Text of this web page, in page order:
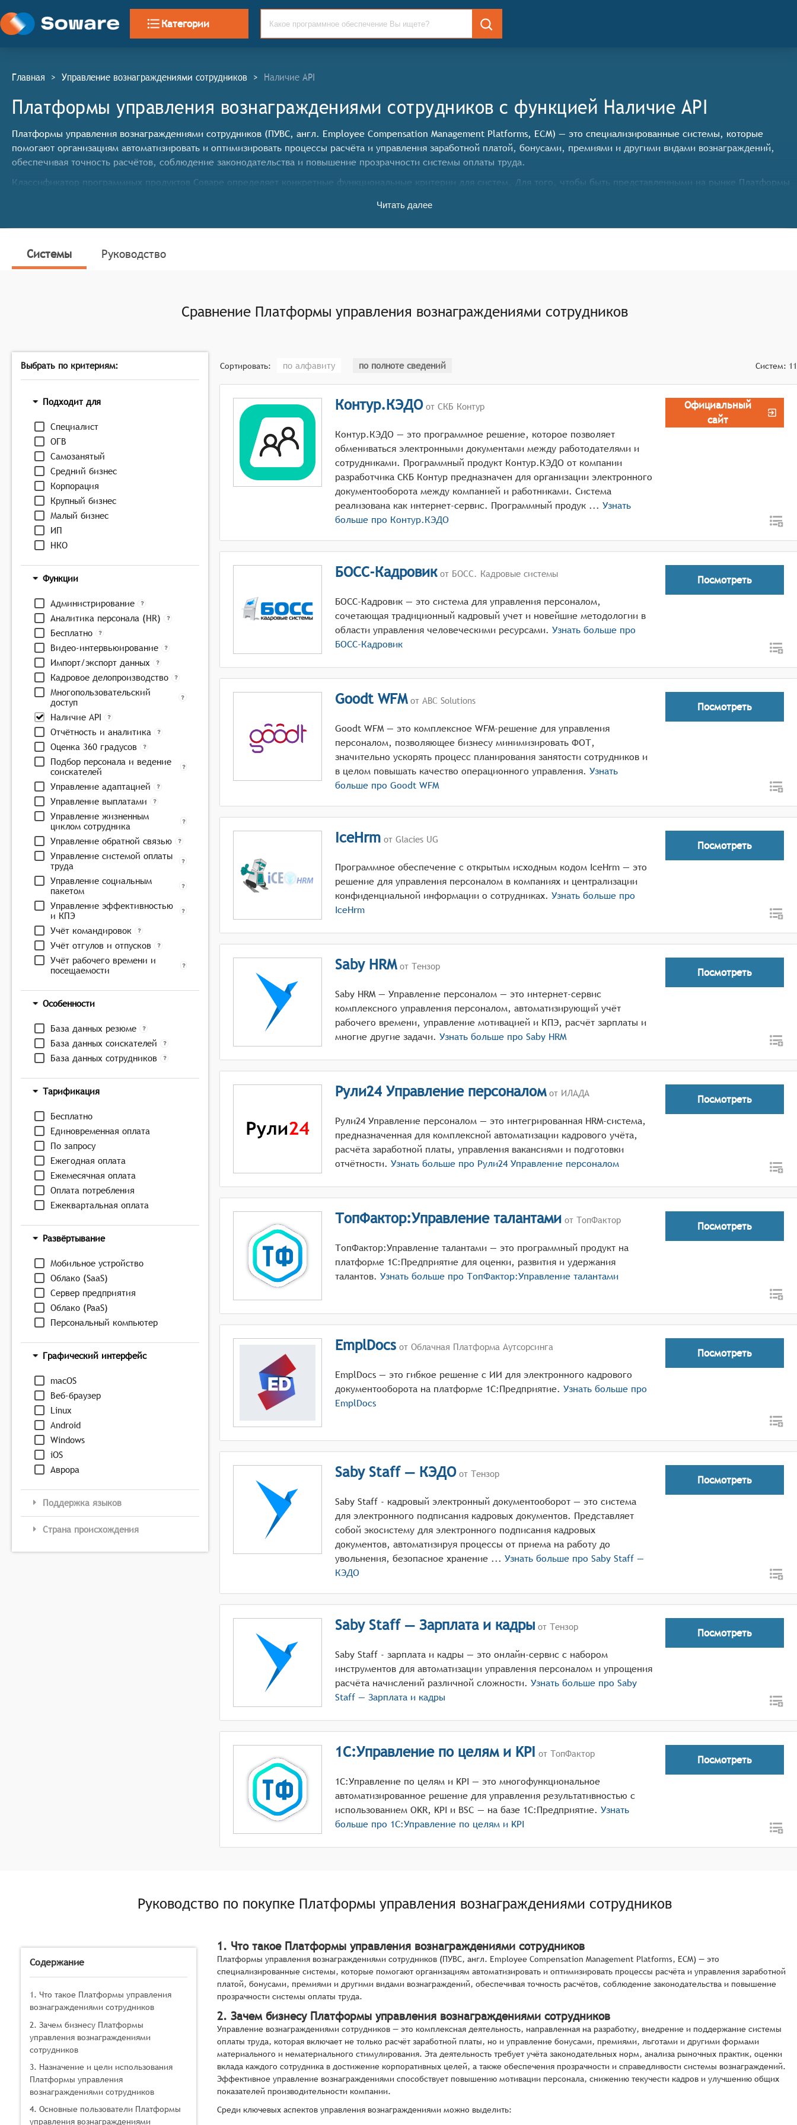
Категории
Главная > Управление вознаграждениями сотрудников > Наличие API
Платформы управления вознаграждениями сотрудников c функцией Наличие API
Платформы управления вознаграждениями сотрудников (ПУВС, англ. Employee Compensation Management Platforms, ECM) — это специализированные системы, которые
помогают организациям автоматизировать и оптимизировать процессы расчёта и управления заработной платой, бонусами, премиями и другими видами вознаграждений,
обеспечивая точность расчётов, соблюдение законодательства и повышение прозрачности системы оплаты труда.
Классификатор программных продуктов Соваре определяет конкретные функциональные критерии для систем. Для того, чтобы быть представленными на рынке Платформы
расчёт и управление компенсационными выплатами (например, компенсация затрат на обучение, проезд, питание),
поддержка различных схем мотивации персонала (KPI, бонусные программы, системы баллов и т. п.),
Читать далее
Системы Руководство
Сравнение Платформы управления вознаграждениями сотрудников
Выбрать по критериям:
Подходит для
Специалист
ОГВ
Самозанятый
Средний бизнес
Корпорация
Крупный бизнес
Малый бизнес
ИП
НКО
Функции
Администрирование
Аналитика персонала (HR)
Бесплатно
Видео-интервьюирование
Импорт/экспорт данных
Кадровое делопроизводство
Многопользовательский
доступ
Наличие API
Отчётность и аналитика
Оценка 360 градусов
Подбор персонала и ведение
соискателей
Управление адаптацией
Управление выплатами
Управление жизненным
циклом сотрудника
Управление обратной связью
Управление системой оплаты
труда
Управление социальным
пакетом
Управление эффективностью
и КПЭ
Учёт командировок
Учёт отгулов и отпусков
Учёт рабочего времени и
посещаемости
Особенности
База данных резюме
База данных соискателей
База данных сотрудников
Тарификация
Бесплатно
Единовременная оплата
По запросу
Ежегодная оплата
Ежемесячная оплата
Оплата потребления
Ежеквартальная оплата
Развёртывание
Мобильное устройство
Облако (SaaS)
Сервер предприятия
Облако (PaaS)
Персональный компьютер
Графический интерфейс
macOS
Веб-браузер
Linux
Android
Windows
iOS
Аврора
Поддержка языков
Страна происхождения
Сортировать: по алфавиту по полноте сведений Систем: 11
Контур.КЭДОот СКБ Контур
Контур.КЭДО — это программное решение, которое позволяет
обмениваться электронными документами между работодателями и
сотрудниками. Программный продукт Контур.КЭДО от компании
разработчика СКБ Контур предназначен для организации электронного
документооборота между компанией и работниками. Система
реализована как интернет-сервис. Программный продук ... Узнать
больше про Контур.КЭДО
Официальный
сайт
БОСС-Кадровикот БОСС. Кадровые системы
БОСС-Кадровик — это система для управления персоналом,
сочетающая традиционный кадровый учет и новейшие методологии в
области управления человеческими ресурсами. Узнать больше про
БОСС-Кадровик
Посмотреть
Goodt WFMот ABC Solutions
Goodt WFM — это комплексное WFM-решение для управления
персоналом, позволяющее бизнесу минимизировать ФОТ,
значительно ускорять процесс планирования занятости сотрудников и
в целом повышать качество операционного управления. Узнать
больше про Goodt WFM
Посмотреть
IceHrm от Glacies UG
Программное обеспечение с открытым исходным кодом IceHrm — это
решение для управления персоналом в компаниях и централизации
конфиденциальной информации о сотрудниках. Узнать больше про
IceHrm
Посмотреть
Saby HRMот Тензор
Saby HRM — Управление персоналом — это интернет-сервис
комплексного управления персоналом, автоматизирующий учёт
рабочего времени, управление мотивацией и КПЭ, расчёт зарплаты и
многие другие задачи. Узнать больше про Saby HRM
Посмотреть
Рули24 Управление персоналомот ИЛАДА
Рули24 Управление персоналом — это интегрированная HRM-система,
предназначенная для комплексной автоматизации кадрового учёта,
расчёта заработной платы, управления вакансиями и подготовки
отчётности. Узнать больше про Рули24 Управление персоналом
Посмотреть
ТопФактор:Управление талантами от ТопФактор
ТопФактор:Управление талантами — это программный продукт на
платформе 1С:Предприятие для оценки, развития и удержания
талантов. Узнать больше про ТопФактор:Управление талантами
Посмотреть
EmplDocs от Облачная Платформа Аутсорсинга
EmplDocs — это гибкое решение с ИИ для электронного кадрового
документооборота на платформе 1С:Предприятие. Узнать больше про
EmplDocs
Посмотреть
Saby Staff — КЭДОот Тензор
Saby Staff - кадровый электронный документооборот — это система
для электронного подписания кадровых документов. Представляет
собой экосистему для электронного подписания кадровых
документов, автоматизируя процессы от приема на работу до
увольнения, безопасное хранение ... Узнать больше про Saby Staff —
КЭДО
Посмотреть
Saby Staff — Зарплата и кадры от Тензор
Saby Staff - зарплата и кадры — это онлайн-сервис с набором
инструментов для автоматизации управления персоналом и упрощения
расчёта начислений различной сложности. Узнать больше про Saby
Staff — Зарплата и кадры
Посмотреть
1С:Управление по целям и KPI от ТопФактор
1С:Управление по целям и KPI — это многофункциональное
автоматизированное решение для управления результативностью с
использованием OKR, KPI и BSC — на базе 1С:Предприятие. Узнать
больше про 1С:Управление по целям и KPI
Посмотреть
Руководство по покупке Платформы управления вознаграждениями сотрудников
Содержание
1. Что такое Платформы управления
вознаграждениями сотрудников
2. Зачем бизнесу Платформы
управления вознаграждениями
сотрудников
3. Назначение и цели использования
Платформы управления
вознаграждениями сотрудников
4. Основные пользователи Платформы
управления вознаграждениями
1. Что такое Платформы управления вознаграждениями сотрудников
Платформы управления вознаграждениями сотрудников (ПУВС, англ. Employee Compensation Management Platforms, ECM) — это
специализированные системы, которые помогают организациям автоматизировать и оптимизировать процессы расчёта и управления заработной
платой, бонусами, премиями и другими видами вознаграждений, обеспечивая точность расчётов, соблюдение законодательства и повышение
прозрачности системы оплаты труда.
2. Зачем бизнесу Платформы управления вознаграждениями сотрудников
Управление вознаграждениями сотрудников — это комплексная деятельность, направленная на разработку, внедрение и поддержание системы
оплаты труда, которая включает не только расчёт заработной платы, но и управление бонусами, премиями, льготами и другими формами
материального и нематериального стимулирования. Эта деятельность требует учёта законодательных норм, анализа рыночных практик, оценки
вклада каждого сотрудника в достижение корпоративных целей, а также обеспечения прозрачности и справедливости системы вознаграждений.
Эффективное управление вознаграждениями способствует повышению мотивации персонала, снижению текучести кадров и улучшению общих
показателей производительности компании.
Среди ключевых аспектов управления вознаграждениями можно выделить: